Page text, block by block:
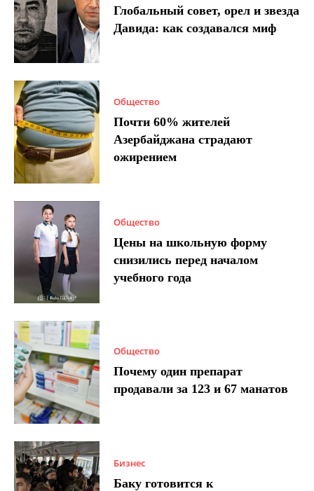
Глобальный совет, орел и звезда
Давида: как создавался миф
Общество
Почти 60% жителей
Азербайджана страдают
ожирением
Общество
Цены на школьную форму
снизились перед началом
учебного года
Общество
Почему один препарат
продавали за 123 и 67 манатов
Бизнес
Баку готовится к